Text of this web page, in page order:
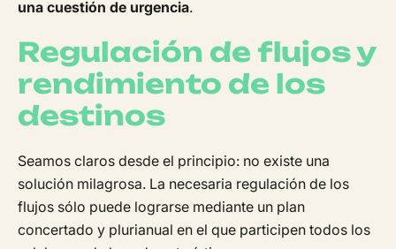
una cuestión de urgencia.
Regulación de flujos y
rendimiento de los
destinos
Seamos claros desde el principio: no existe una
solución milagrosa. La necesaria regulación de los
flujos sólo puede lograrse mediante un plan
concertado y plurianual en el que participen todos los